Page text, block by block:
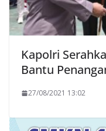
Kapolri
Bantu
27/08/2021 13:02